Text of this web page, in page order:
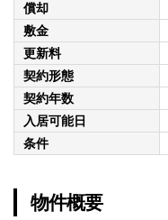
償却
敷金
更新料
契約形態
契約年数
入居可能日
条件
物件概要